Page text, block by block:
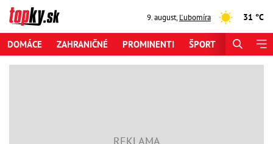
9. august,Ľubomíra 31 °C
DOMÁCE ZAHRANIČNÉ PROMINENTI ŠPORT